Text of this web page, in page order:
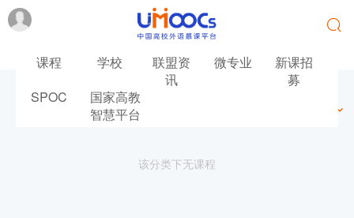
课程 学校
联盟资
讯
微专业
新课招
募
SPOC
国家高教
智慧平台
该分类下无课程